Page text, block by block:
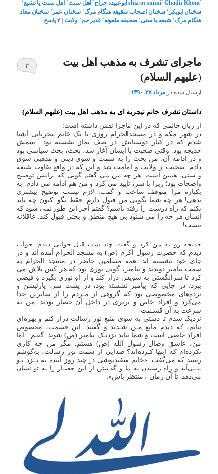
Ghadir Khom٬ shia or sunni٬ ابوعبیده جراح٬ اهل سنت٬ اهل سنت یا تشیع٬
سخنان ابوبکر ٬ سخنان اصحاب سقیفه هنگام مرگ٬ سخنان عمر ٬ سخنان معاذ
هنگام مرگ٬ شیعه یا سنی٬ صحیفه ملعونه٬ غدیر خم٬ ولایت |۲پاسخ
ماجرای تشرف به مذهب اهل بیت
(علیهم السلام)
ارسال شده درمرداد ۲۷, ۱۳۹۰
۳
داستان تشرف خانم نیجریه ای به مذهب اهل بیت (علیهم السلام)
از زبان خانمی که در این ماجرا نقش داشته است:
در شهر مکه و در مسجدالحرام روزی با یک خانم نیجریایی آشنا
شدم که در کنار دوستانش در صف نماز نشسته بود. اسمش
خدیجه بود. وقتی صحبت با ایشان آغاز شد، بحث، بحث سیاسی بود
و در ادامه آن، من بحث را به سمت و سوی دینی و مذهبی سوق
دادم. صحبت از ولایت و امامت شد و این که در واقع تفاوت شیعه
و سنی، همین است. هر چه من می گفتم گویی که برایش توضیح
واضحات بود؛ زیرا با سر، تایید می کرد و من هم ادامه می دادم. به
یکباره مرا متوقف ساخت و گفت: لازم نیست توضیح بیشتری
بدهی! هر چه شما بگویی من قبول دارم. فقط بگو اکنون چه باید
بکنم که راه درست را رفته باشم؟ گفتم آخر این طور نمی شود که
انسان هر چه را می شنود بی هیچ منطق و بحثی قبول کند. عاقلانه
نیست!
خدیجه رو به من کرد و گفت چند شب قبل خوابی دیدم. خواب
دیدم که حضرت رسول اکرم (ص) به مسجد الحرام آمده اند و در
جای خود نشسته اند. همه مسلمین حاضر در مسجد الحرام به
سمت پیامبر دویدند و پیامبر، گویی نوری بود که هر کس تلاش می
کرد تا سرانگشتی به سویش دراز کند و از او نوری بگیرد و فیضی
ببرد. در جایی که پیامبر نشسته بود، در پشت سر، پارتیشن و
نرده‌های مخصوصی بود که گروهی از مـردم را از سایرین جدا
می‌کرد و افراد خاص و برتری در داخل آن حصار بودند. من به
سرعت به آن قسـمت
نزدیک شدم تا دستی به سوی منبع نور رسالت دراز کنم و بهره‌ای
بیابم، که دیدم مانع مـن شـدند و گفتند: این قسمت، مخصوص
افراد خاصی است و شما نباید نزدیـک پیامبر (ص) شوید. گفتم : امّا
من، عاشق وصال رسول الله (ص) هستم. مگر من چه کاری
نکرده‌ام که اینها کـرده‌اند؟ صدایی از سمت نور رسالت، به‌گوشم
رسید که می‌گفت: «‌خانم سفیدپوشی در چند روز آینده به نــزد تـو
مــی‌آید و راه رسیدن به ما و گذشتن از این حصـار را به تو نشان
می‌دهد. تا آن زمان ، منتظر باش»‌.